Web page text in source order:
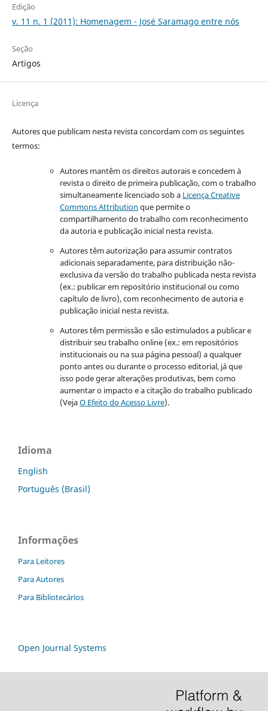
Edição
v. 11 n. 1 (2011): Homenagem - José Saramago entre nós
Seção
Artigos
Licença
Autores que publicam nesta revista concordam com os seguintes
termos:
Autores mantêm os direitos autorais e concedem à
revista o direito de primeira publicação, com o trabalho
simultaneamente licenciado sob a Licença Creative
Commons Attribution que permite o
compartilhamento do trabalho com reconhecimento
da autoria e publicação inicial nesta revista.
Autores têm autorização para assumir contratos
adicionais separadamente, para distribuição não-
exclusiva da versão do trabalho publicada nesta revista
(ex.: publicar em repositório institucional ou como
capítulo de livro), com reconhecimento de autoria e
publicação inicial nesta revista.
Autores têm permissão e são estimulados a publicar e
distribuir seu trabalho online (ex.: em repositórios
institucionais ou na sua página pessoal) a qualquer
ponto antes ou durante o processo editorial, já que
isso pode gerar alterações produtivas, bem como
aumentar o impacto e a citação do trabalho publicado
(VejaO Efeito do Acesso Livre).
Idioma
English
Português (Brasil)
Informações
Para Leitores
Para Autores
Para Bibliotecários
Open Journal Systems